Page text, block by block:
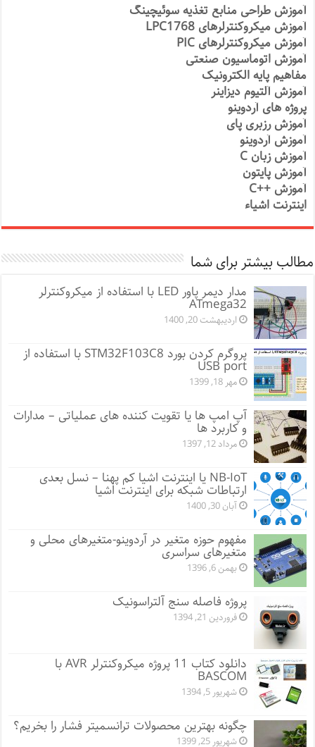
آموزش طراحی منابع تغذیه سوئیچینگ
آموزش میکروکنترلرهای LPC1768
آموزش میکروکنترلرهای PIC
آموزش اتوماسیون صنعتی
مفاهیم پایه الکترونیک
آموزش آلتیوم دیزاینر
پروژه های آردوینو
آموزش رزبری پای
آموزش آردوینو
آموزش زبان C
آموزش پایتون
آموزش ++C
اینترنت اشیاء
مطالب بیشتر برای شما
مدار دیمر پاور LED با استفاده از میکروکنترلر
ATmega32
اردیبهشت 20, 1400
پروگرم کردن بورد STM32F103C8 با استفاده از
USB port
مهر 18, 1399
آپ امپ ها یا تقویت کننده های عملیاتی – مدارات
و کاربرد ها
مرداد 12, 1397
NB-IoT یا اینترنت اشیا کم پهنا – نسل بعدی
ارتباطات شبکه برای اینترنت اشیا
آبان 30, 1400
مفهوم حوزه متغیر در آردوینو-متغیرهای محلی و
متغیرهای سراسری
بهمن 6, 1396
پروژه فاصله سنج آلتراسونیک
فروردین 21, 1394
دانلود کتاب 11 پروژه میکروکنترلر AVR با
BASCOM
شهریور 5, 1394
چگونه بهترین محصولات ترانسمیتر فشار را بخریم؟
شهریور 25, 1399